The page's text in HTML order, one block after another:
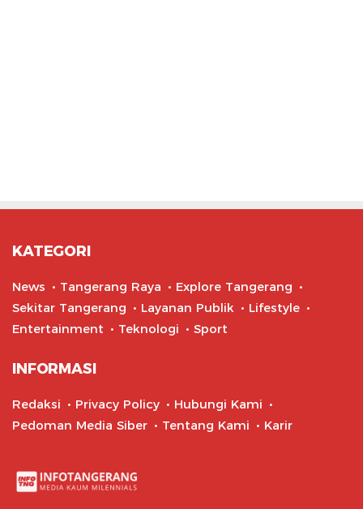
KATEGORI
News Tangerang Raya
Explore Tangerang
Sekitar Tangerang
Layanan Publik
Lifestyle
Entertainment
Teknologi Sport
INFORMASI
Redaksi Privacy Policy
Hubungi Kami
Pedoman Media Siber
Tentang Kami Karir